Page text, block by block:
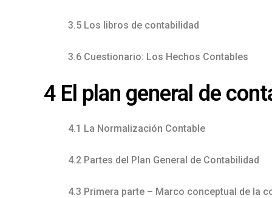
3.5 Los libros de contabilidad
3.6 Cuestionario: Los Hechos Contables
4 El plan general de
4.1 La Normalización Contable
4.2 Partes del Plan General de Contabilidad
4.3 Primera parte – Marco conceptual de la